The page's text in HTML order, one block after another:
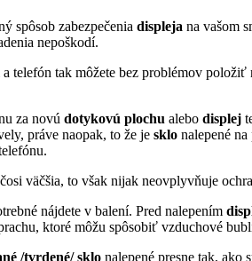
spôsob zabezpečenia displeja na vašom
nepoškodí.
telefón tak môžete bez problémov
za novú dotykovú plochu alebo displej
práve naopak, to že je sklo nalepené
väčšia, to však nijak neovplyvňuje
nájdete v balení. Pred nalepením
ktoré môžu spôsobiť vzduchové
/tvrdené/ sklo nalepené presne tak, ako